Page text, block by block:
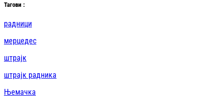
Тагови :
радници
мерцедес
штрајк
штрајк радника
Њемачка